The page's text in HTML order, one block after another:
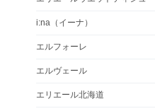
i:na（イーナ）
エルフォーレ
エルヴェール
エリエール北海道